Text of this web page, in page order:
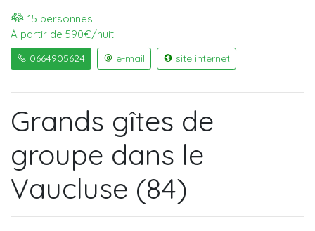
15 personnes
À partir de 590€/nuit
0664905624 e-mail site internet
Grands gîtes de
groupe dans le
Vaucluse (84)